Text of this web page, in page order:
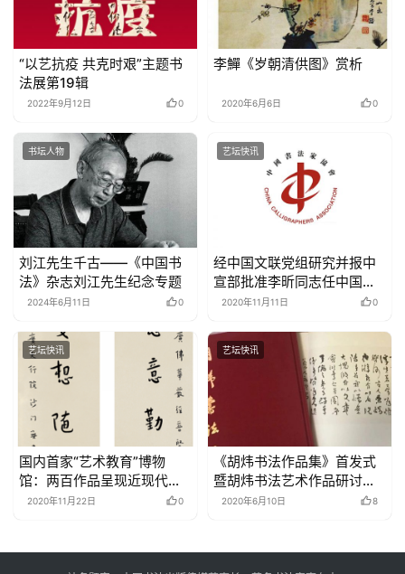
“以艺抗疫 共克时艰”主题书
法展第19辑
2022年9月12日 0
李鱓《岁朝清供图》赏析
2020年6月6日 0
书坛人物
刘江先生千古——《中国书
法》杂志刘江先生纪念专题
2024年6月11日 0
艺坛快讯
经中国文联党组研究并报中
宣部批准李昕同志任中国书
法家协会分党组书记
2020年11月11日 0
艺坛快讯
国内首家“艺术教育”博物
馆：两百作品呈现近现代美
育史
2020年11月22日 0
艺坛快讯
《胡炜书法作品集》首发式
暨胡炜书法艺术作品研讨会
在海城澄州书院举行
2020年6月10日 8